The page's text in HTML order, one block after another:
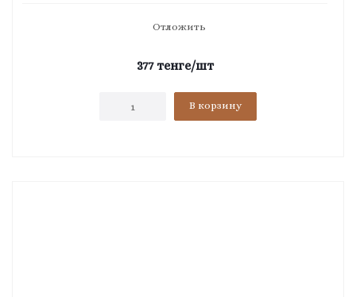
Отложить
377тенге/шт
В корзину